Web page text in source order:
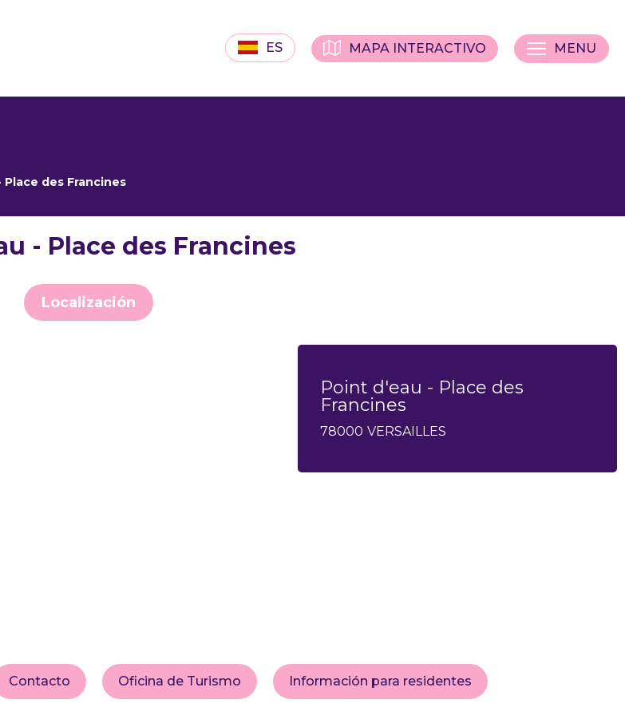
ES MAPA INTERACTIVO MENU
des Francines
- Place des Francines
Localización
Point d'eau - Place des
Francines
78000 VERSAILLES
Contacto Oficina de Turismo Información para residentes